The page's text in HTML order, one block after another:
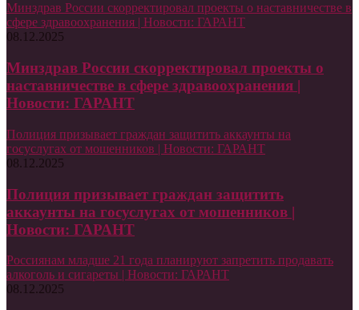
Минздрав России скорректировал проекты о наставничестве в
сфере здравоохранения | Новости: ГАРАНТ
08.12.2025
Минздрав России скорректировал проекты о
наставничестве в сфере здравоохранения |
Новости: ГАРАНТ
Полиция призывает граждан защитить аккаунты на
госуслугах от мошенников | Новости: ГАРАНТ
08.12.2025
Полиция призывает граждан защитить
аккаунты на госуслугах от мошенников |
Новости: ГАРАНТ
Россиянам младше 21 года планируют запретить продавать
алкоголь и сигареты | Новости: ГАРАНТ
08.12.2025